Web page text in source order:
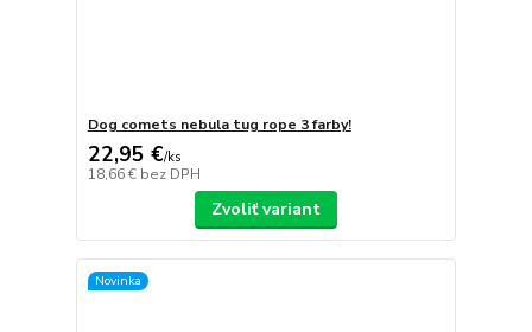
Dog comets nebula tug rope 3 farby!
22,95 €/ks
18,66 € bez DPH
Zvoliť variant
Novinka